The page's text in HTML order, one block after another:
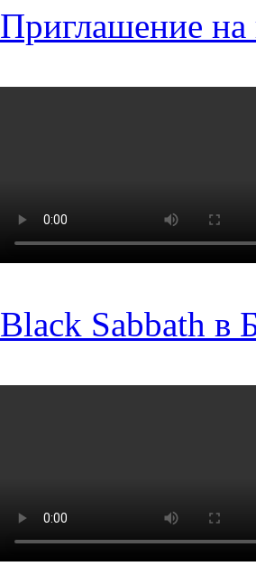
Приглашение
Black Sabbath в